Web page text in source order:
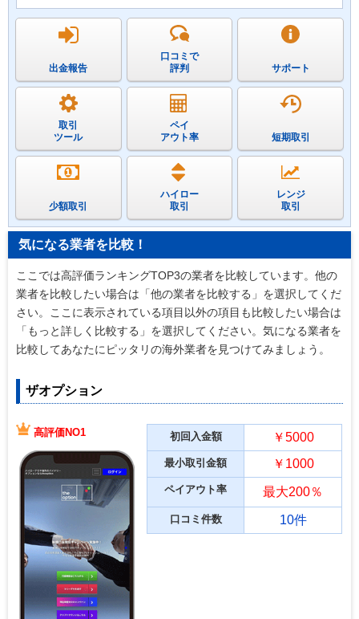
出金報告
口コミで
評判
サポート
取引
ツール
ペイ
アウト率
短期取引
少額取引
ハイロー
取引
レンジ
取引
気になる業者を比較！
ここでは高評価ランキングTOP3の業者を比較しています。他の
業者を比較したい場合は「他の業者を比較する」を選択してくだ
さい。ここに表示されている項目以外の項目も比較したい場合は
「もっと詳しく比較する」を選択してください。気になる業者を
比較してあなたにピッタリの海外業者を見つけてみましょう。
ザオプション
高評価NO1 初回入金額 ￥5000
最小取引金額 ￥1000
ペイアウト率 最大200％
口コミ件数 10件